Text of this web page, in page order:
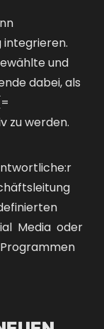
integrieren.
und
dabei, als
zu werden.
Media oder